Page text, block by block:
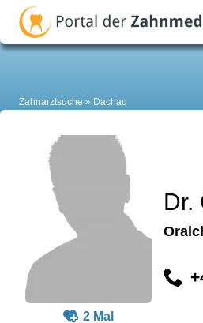
Zahnarztsuche Dachau
2 Mal
Dr.